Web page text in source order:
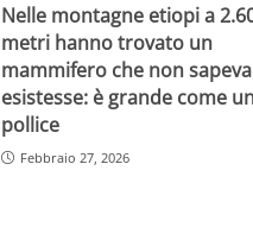
Nelle montagne etiopi a
metri hanno trovato un
mammifero che non
esistesse: è grande come
pollice
Febbraio 27, 2026